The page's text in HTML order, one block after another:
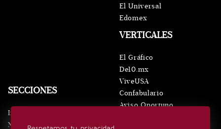
SECCIONES
Inicio
Noticias
VERTICALES
El Gráfico
De10.mx
ViveUSA
Confabulario
Aviso Oportuno
El Universal
Edomex